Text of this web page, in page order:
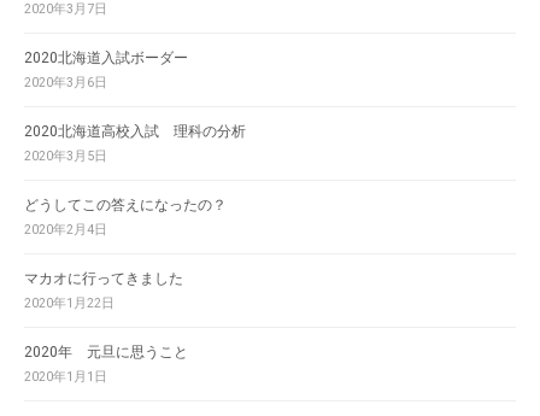
2020年3月7日
2020北海道入試ボーダー
2020年3月6日
2020北海道高校入試 理科の分析
2020年3月5日
どうしてこの答えになったの？
2020年2月4日
マカオに行ってきました
2020年1月22日
2020年 元旦に思うこと
2020年1月1日